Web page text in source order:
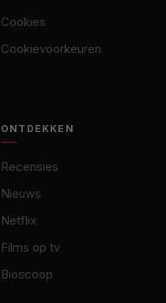
Cookies
Cookievoorkeuren
ONTDEKKEN
Recensies
Nieuws
Netflix
Films op tv
Bioscoop